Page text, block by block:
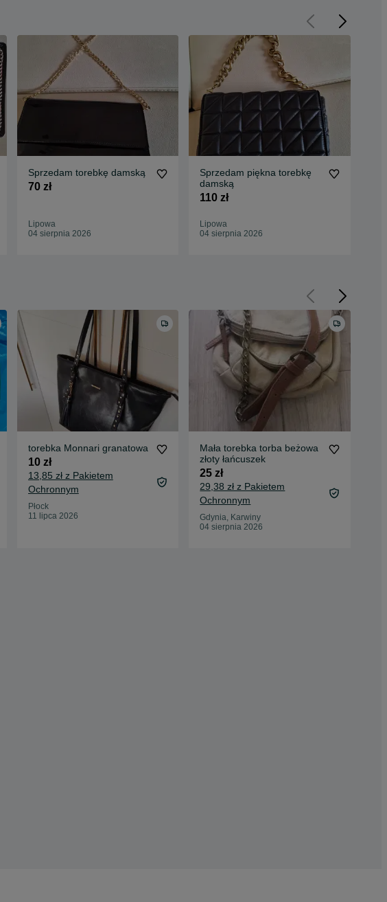
Sprzedam torebkę damską
70 zł
Lipowa
04 sierpnia 2026
Sprzedam piękna torebkę
damską
110 zł
Lipowa
04 sierpnia 2026
torebka Monnari granatowa
10 zł
13,85 zł z Pakietem
Ochronnym
Płock
11 lipca 2026
Mała torebka torba beżowa
złoty łańcuszek
25 zł
29,38 zł z Pakietem
Ochronnym
Gdynia, Karwiny
04 sierpnia 2026